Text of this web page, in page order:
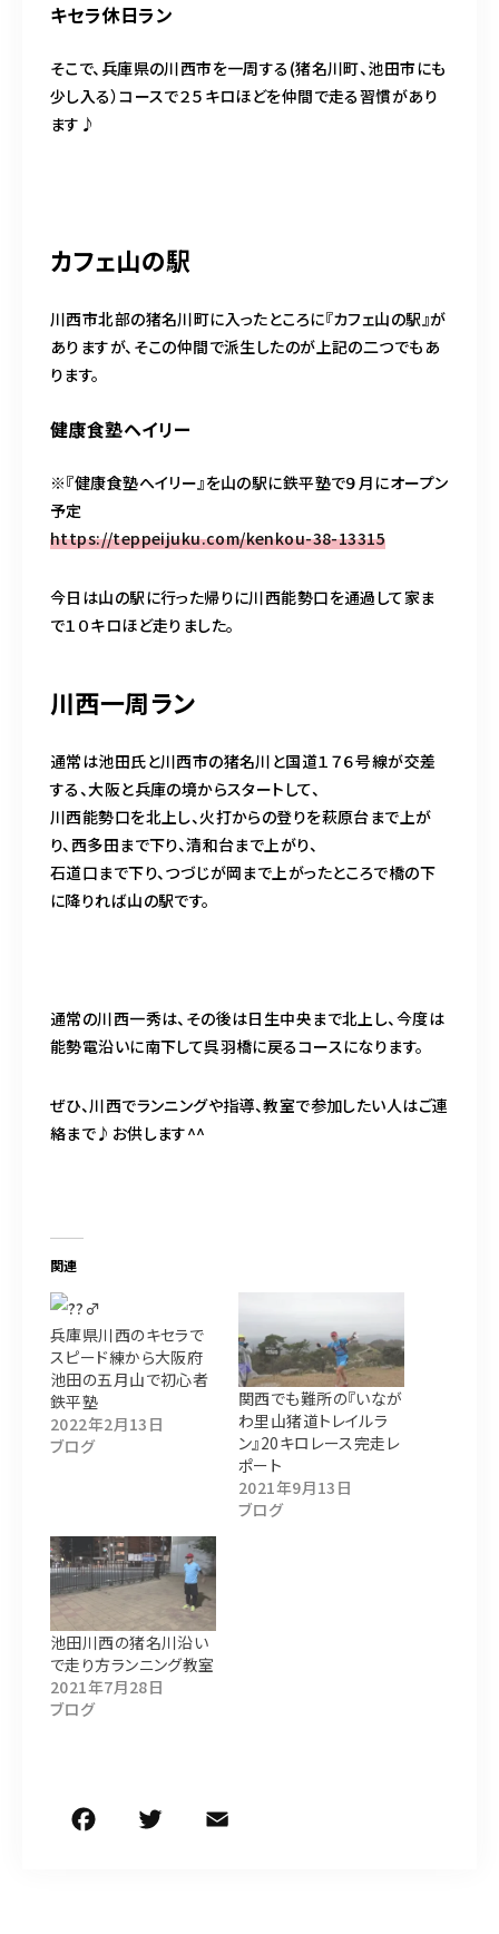
キセラ休日ラン
そこで、兵庫県の川西市を一周する(猪名川町、池田市にも
少し入る）コースで２５キロほどを仲間で走る習慣があり
ます♪
カフェ山の駅
川西市北部の猪名川町に入ったところに『カフェ山の駅』が
ありますが、そこの仲間で派生したのが上記の二つでもあ
ります。
健康食塾ヘイリー
※『健康食塾へイリー』を山の駅に鉄平塾で９月にオープン
予定
https://teppeijuku.com/kenkou-38-13315
今日は山の駅に行った帰りに川西能勢口を通過して家ま
で１０キロほど走りました。
川西一周ラン
通常は池田氏と川西市の猪名川と国道１７６号線が交差
する、大阪と兵庫の境からスタートして、
川西能勢口を北上し、火打からの登りを萩原台まで上が
り、西多田まで下り、清和台まで上がり、
石道口まで下り、つづじが岡まで上がったところで橋の下
に降りれば山の駅です。
通常の川西一秀は、その後は日生中央まで北上し、今度は
能勢電沿いに南下して呉羽橋に戻るコースになります。
ぜひ、川西でランニングや指導、教室で参加したい人はご連
絡まで♪お供します^^
関連
兵庫県川西のキセラで
スピード練から大阪府
池田の五月山で初心者
鉄平塾
2022年2月13日
ブログ
関西でも難所の『いなが
わ里山猪道トレイルラ
ン』20キロレース完走レ
ポート
2021年9月13日
ブログ
池田川西の猪名川沿い
で走り方ランニング教室
2021年7月28日
ブログ